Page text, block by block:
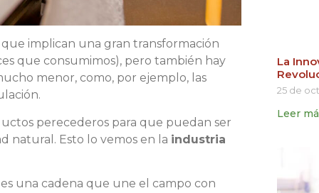
implican una gran transformación
que consumimos), pero también hay
menor, como, por ejemplo, las
perecederos para que puedan ser
natural. Esto lo vemos en la industria
una cadena que une el campo con
La
25 de
Leer